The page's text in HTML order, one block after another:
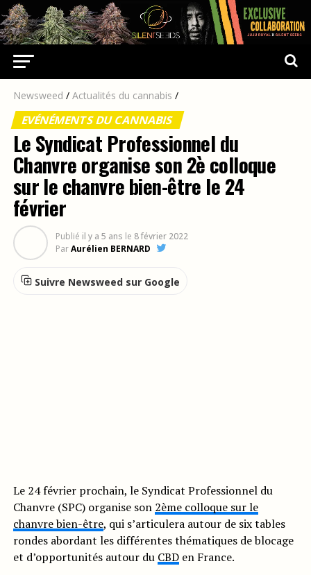
Newsweed / Actualités du cannabis /
EVÉNÉMENTS DU CANNABIS
Le Syndicat Professionnel du
Chanvre organise son 2è colloque
sur le chanvre bien-être le 24
février
Publié il y a 5 ans le 8 février 2022
ParAurélien BERNARD
Suivre Newsweed sur Google
Le 24 février prochain, le Syndicat Professionnel du
Chanvre (SPC) organise son 2ème colloque sur le
chanvre bien-être, qui s’articulera autour de six tables
rondes abordant les différentes thématiques de blocage
et d’opportunités autour du CBDen France.